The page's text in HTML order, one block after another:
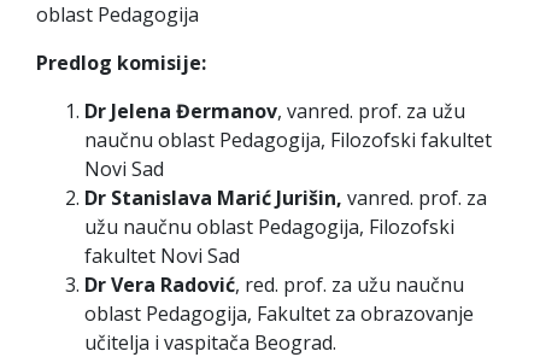
oblast Pedagogija
Predlog komisije:
Dr Jelena Đermanov, vanred. prof. za užu
naučnu oblast Pedagogija, Filozofski fakultet
Novi Sad
Dr Stanislava Marić Jurišin, vanred. prof. za
užu naučnu oblast Pedagogija, Filozofski
fakultet Novi Sad
Dr Vera Radović, red. prof. za užu naučnu
oblast Pedagogija, Fakultet za obrazovanje
učitelja i vaspitača Beograd.